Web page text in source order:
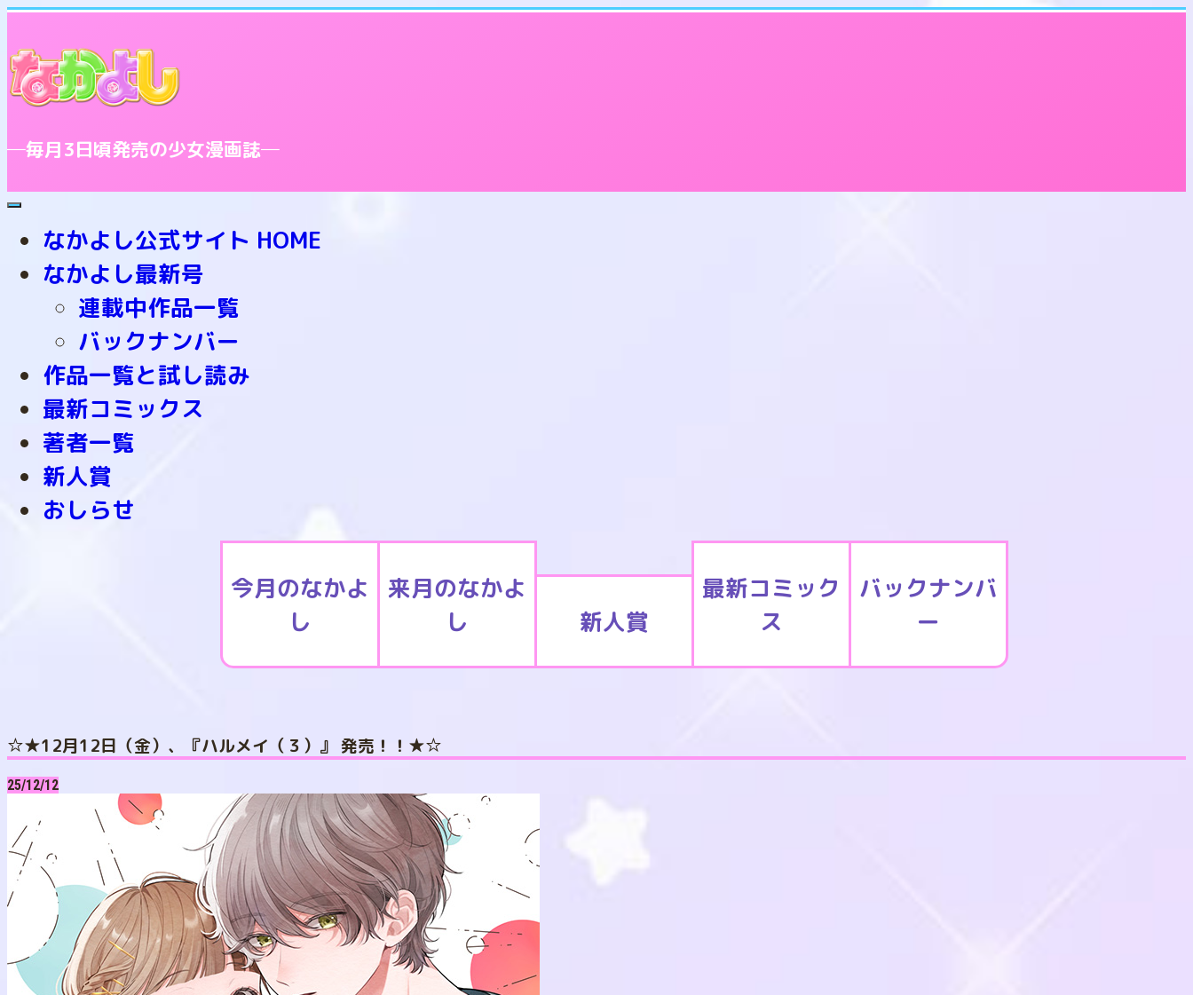
─毎月3日頃発売の少女漫画誌─
toggle
なかよし公式サイト HOME
なかよし最新号
連載中作品一覧
バックナンバー
作品一覧と試し読み
最新コミックス
著者一覧
新人賞
おしらせ
今月のなかよ
し
来月のなかよ
し
新人賞
最新コミック
ス
バックナンバ
ー
☆★12月12日（金）、『ハルメイ（３）』 発売！！★☆
25/12/12